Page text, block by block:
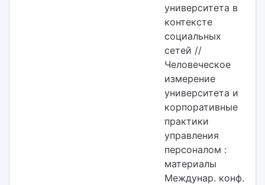
университета в
контексте
социальных
сетей //
Человеческое
измерение
университета и
корпоративные
практики
управления
персоналом :
материалы
Междунар. конф.